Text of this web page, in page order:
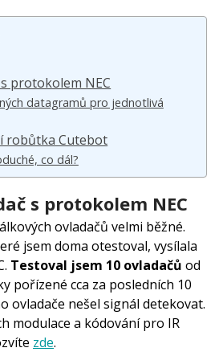
protokolem NEC
datagramů pro jednotlivá
robůtka Cutebot
co dál?
s protokolem NEC
ovladačů velmi běžné.
jsem doma otestoval, vysílala
Testoval jsem 10 ovladačů od
pořízené cca za posledních 10
ovladače nešel signál detekovat.
modulace a kódování pro IR
zde.